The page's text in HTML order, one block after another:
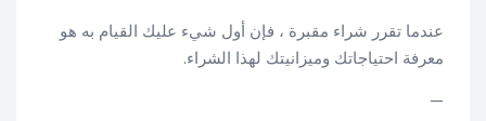
عندما تقرر شراء مقبرة ، فإن أول شيء عليك القيام به هو
معرفة احتياجاتك وميزانيتك لهذا الشراء.
—